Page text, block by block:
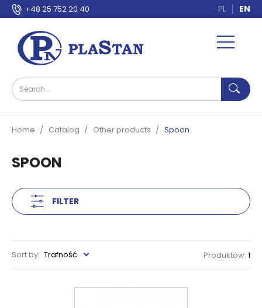
+48 25 752 20 40 PL EN
Home Catalog Other products Spoon
SPOON
FILTER
Produktów: 1
Sort by: Trafność